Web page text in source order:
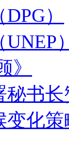
）
》
秘书
变化